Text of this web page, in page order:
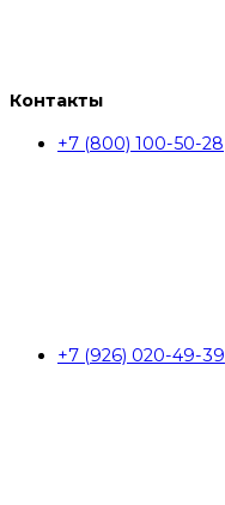
Контакты
+7 (800) 100-50-28
+7 (926) 020-49-39